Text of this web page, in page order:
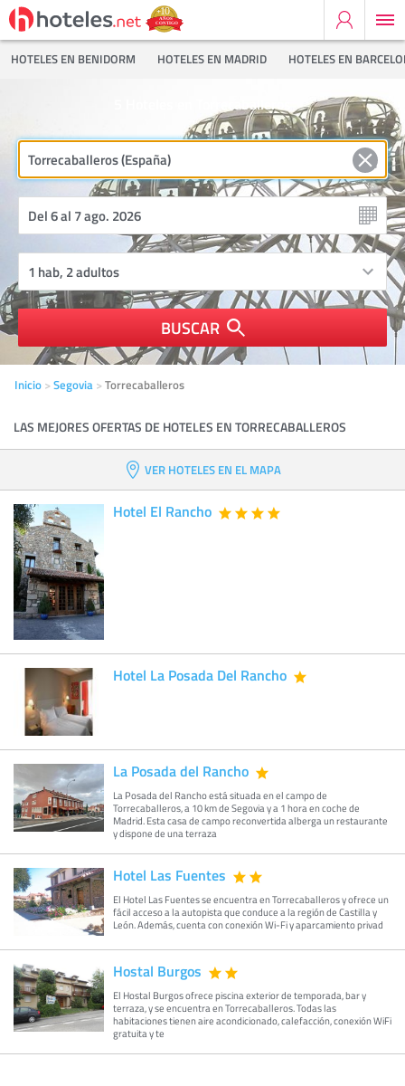
HOTELES EN BENIDORM HOTELES EN MADRID HOTELES EN
Hoteles en Torrecaballeros
BUSCAR
Inicio Segovia Torrecaballeros
LAS MEJORES OFERTAS DE HOTELES EN TORRECABALLEROS
VER HOTELES EN EL MAPA
Hotel El Rancho
Hotel La Posada Del Rancho
La Posada del Rancho
La Posada del Rancho está situada en el campo de
Torrecaballeros, a 10 km de Segovia y a 1 hora en coche de
Madrid. Esta casa de campo reconvertida alberga un restaurante
y dispone de una terraza
Hotel Las Fuentes
El Hotel Las Fuentes se encuentra en Torrecaballeros y ofrece un
fácil acceso a la autopista que conduce a la región de Castilla y
León. Además, cuenta con conexión Wi-Fi y aparcamiento privad
Hostal Burgos
El Hostal Burgos ofrece piscina exterior de temporada, bar y
terraza, y se encuentra en Torrecaballeros. Todas las
habitaciones tienen aire acondicionado, calefacción, conexión WiFi
gratuita y te